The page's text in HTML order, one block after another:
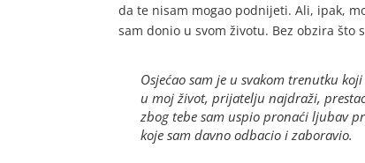
da te nisam mogao podnijeti. Ali, ipak,
sam donio u svom životu. Bez obzira
Osjećao sam je u svakom trenutku
u moj život, prijatelju najdraži,
zbog tebe sam uspio pronaći ljubav
koje sam davno odbacio i zaboravio.